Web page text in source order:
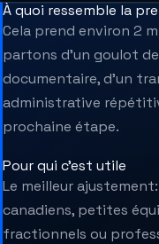
À quoi ressemble la
Cela prend environ 2
partons d’un goulot
documentaire, d’un
administrative
prochaine étape.
Pour qui c’est utile
Le meilleur
canadiens, petites
fractionnels ou